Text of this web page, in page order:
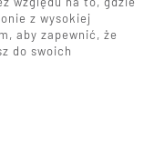
z wysokiej
aby zapewnić, że
do swoich